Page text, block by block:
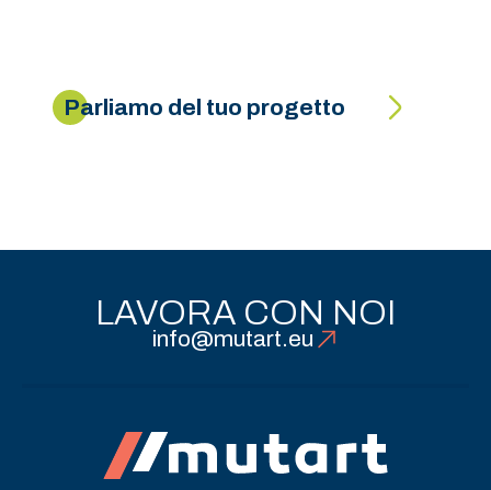
Parliamo del tuo progetto
LAVORA CON NOI
info@mutart.eu